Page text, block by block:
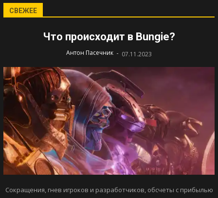
СВЕЖЕЕ
Что происходит в Bungie?
Антон Пасечник - 07.11.2023
Сокращения, гнев игроков и разработчиков, обсчеты с прибылью